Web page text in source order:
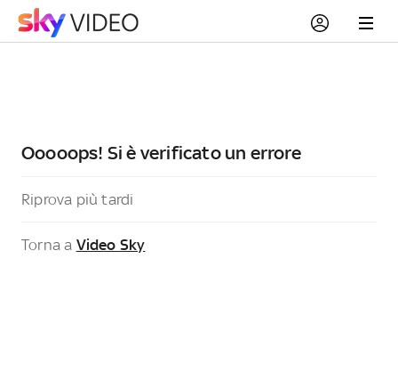
Ooooops! Si è verificato un errore
Riprova più tardi
Torna a Video Sky